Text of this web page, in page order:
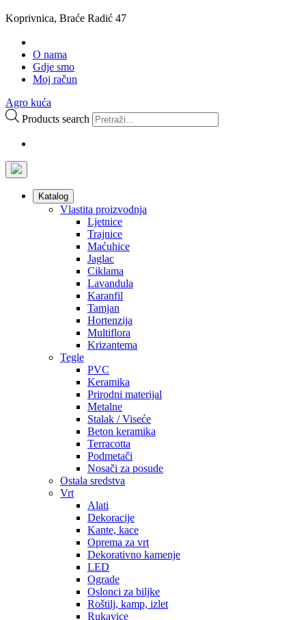
Koprivnica, Braće Radić 47
O nama
Gdje smo
Moj račun
Agro kuća
Products search
Katalog
Vlastita proizvodnja
Ljetnice
Trajnice
Maćuhice
Jaglac
Ciklama
Lavandula
Karanfil
Tamjan
Hortenzija
Multiflora
Krizantema
Tegle
PVC
Keramika
Prirodni materijal
Metalne
Stalak / Viseće
Beton keramika
Terracotta
Podmetači
Nosači za posude
Ostala sredstva
Vrt
Alati
Dekoracije
Kante, kace
Oprema za vrt
Dekorativno kamenje
LED
Ograde
Oslonci za biljke
Roštilj, kamp, izlet
Rukavice